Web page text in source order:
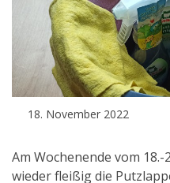
18. November 2022
Am Wochenende vom
wieder fleißig die